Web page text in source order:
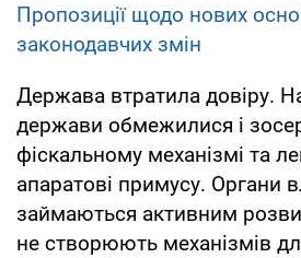
Пропозиції щодо нових
законодавчих змін
Держава втратила довіру.
держави обмежилися і
фіскальному механізмі та
апаратові примусу. Органи
займаються активним
не створюють механізмів